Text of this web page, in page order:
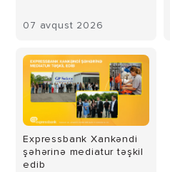
07 avqust 2026
Expressbank Xankəndi
şəhərinə mediatur təşkil
edib